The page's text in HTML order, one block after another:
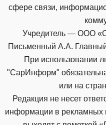
сфере связи,
Учредитель — ООО
Письменный А.А.
При использовании
"СарИнформ"
или на
Редакция не несет
информации в рекламных